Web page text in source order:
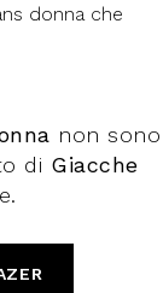
donna che
per un total
camicie e bluse
fa al caso tuo!
non sono
di Giacche